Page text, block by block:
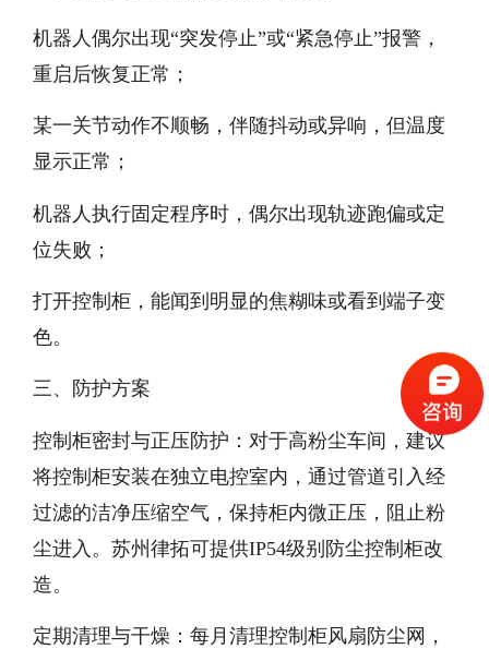
机器人偶尔出现“突发停止”或“紧急停止”报警，
重启后恢复正常；
某一关节动作不顺畅，伴随抖动或异响，但温度
显示正常；
机器人执行固定程序时，偶尔出现轨迹跑偏或定
位失败；
打开控制柜，能闻到明显的焦糊味或看到端子变
色。
三、防护方案
控制柜密封与正压防护：对于高粉尘车间，建议
将控制柜安装在独立电控室内，通过管道引入经
过滤的洁净压缩空气，保持柜内微正压，阻止粉
尘进入。苏州律拓可提供IP54级别防尘控制柜改
造。
定期清理与干燥：每月清理控制柜风扇防尘网，